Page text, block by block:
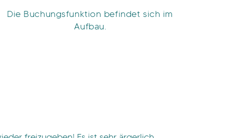
Die Buchungsfunktion befindet sich im
Aufbau.